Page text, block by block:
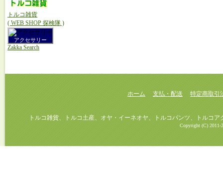
トルコ雑貨
( WEB SHOP 探検隊 )
アクセサリー
Zakka Search
ホーム 支払・配送 特定商取引
トルコ雑貨、トルコ土産、オヤ・イーネオヤ、トルコパンツ、トルコアク
Copyright (C) 2011-